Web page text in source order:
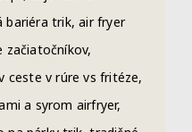
bariéra trik, air fryer
začiatočníkov,
ceste v rúre vs fritéze,
a syrom airfryer,